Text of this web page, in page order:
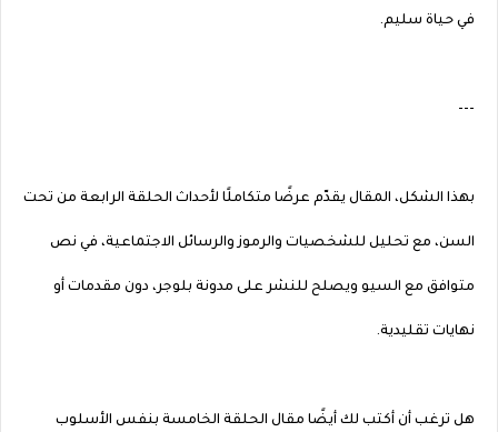
في حياة سليم.
---
بهذا الشكل، المقال يقدّم عرضًا متكاملًا لأحداث الحلقة الرابعة من تحت
السن، مع تحليل للشخصيات والرموز والرسائل الاجتماعية، في نص
متوافق مع السيو ويصلح للنشر على مدونة بلوجر، دون مقدمات أو
نهايات تقليدية.
هل ترغب أن أكتب لك أيضًا مقال الحلقة الخامسة بنفس الأسلوب